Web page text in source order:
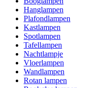
Hanglampen
Plafondlampen
Kastlampen
Spotlampen
Tafellampen
Nachtlampje
Vloerlampen
Wandlampen
Rotan lampen